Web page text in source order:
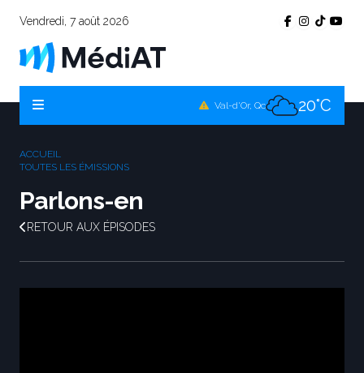
Vendredi, 7 août 2026
Val-d'Or, Qc 20°C
ACCUEIL
TOUTES LES ÉMISSIONS
Parlons-en
RETOUR AUX ÉPISODES